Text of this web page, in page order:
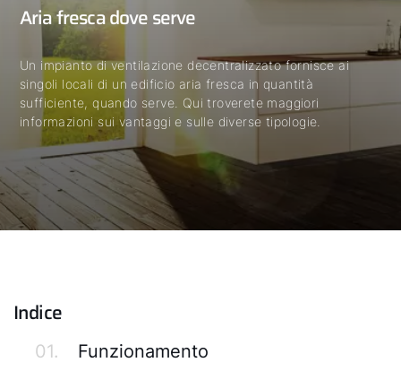
Aria fresca dove serve
Un impianto di ventilazione decentralizzato fornisce ai
singoli locali di un edificio aria fresca in quantità
sufficiente, quando serve. Qui troverete maggiori
informazioni sui vantaggi e sulle diverse tipologie.
Indice
01.
Funzionamento